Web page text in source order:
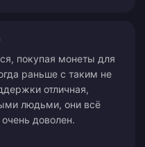
покупая монеты для
раньше с таким не
отличная,
людьми, они всё
доволен.